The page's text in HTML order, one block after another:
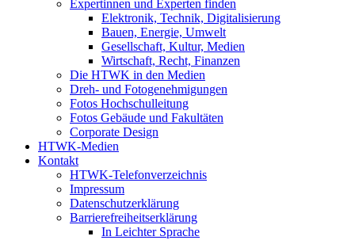
Expertinnen und Experten finden
Elektronik, Technik, Digitalisierung
Bauen, Energie, Umwelt
Gesellschaft, Kultur, Medien
Wirtschaft, Recht, Finanzen
Die HTWK in den Medien
Dreh- und Fotogenehmigungen
Fotos Hochschulleitung
Fotos Gebäude und Fakultäten
Corporate Design
HTWK-Medien
Kontakt
HTWK-Telefonverzeichnis
Impressum
Datenschutzerklärung
Barrierefreiheitserklärung
In Leichter Sprache